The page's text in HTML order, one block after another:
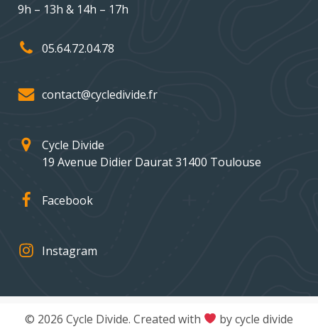
9h – 13h & 14h – 17h
05.64.72.04.78
contact@cycledivide.fr
Cycle Divide
19 Avenue Didier Daurat 31400 Toulouse
Facebook
Instagram
© 2026 Cycle Divide. Created with by cycle divide